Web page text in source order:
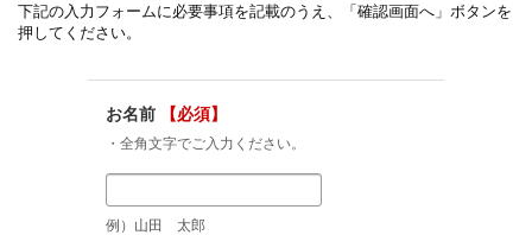
下記の入力フォームに必要事項を記載のうえ、「確認画面へ」ボタンを
押してください。
お名前 【必須】
・全角文字でご入力ください。
例）山田 太郎